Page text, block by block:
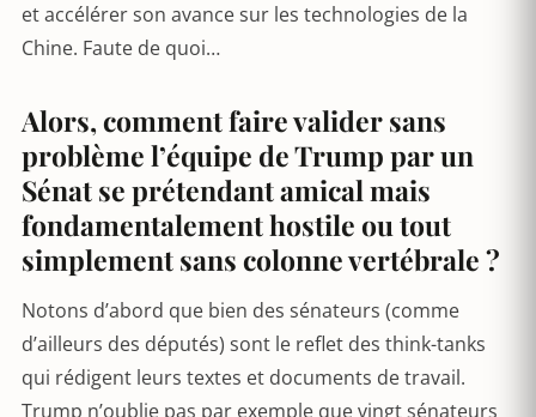
et accélérer son avance sur les technologies de la
Chine. Faute de quoi…
Alors, comment faire valider sans
problème l’équipe de Trump par un
Sénat se prétendant amical mais
fondamentalement hostile ou tout
simplement sans colonne vertébrale ?
Notons d’abord que bien des sénateurs (comme
d’ailleurs des députés) sont le reflet des think-tanks
qui rédigent leurs textes et documents de travail.
Trump n’oublie pas par exemple que vingt sénateurs